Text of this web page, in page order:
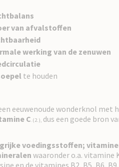
van afvalstoffen
werking van de zenuwen
te houden
eeuwenoude wonderknol met
C.(2.), dus een goede bron
voedingsstoffen;
waaronder o.a. vitamine
en de vitamines B2, B5, B6,